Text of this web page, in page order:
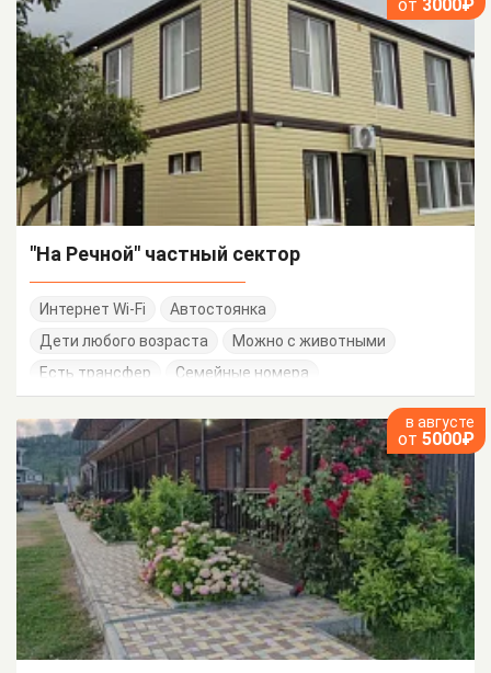
от 3000₽
"На Речной" частный сектор
Интернет Wi-Fi
Автостоянка
Дети любого возраста
Можно с животными
Есть трансфер
Семейные номера
в августе
от 5000₽